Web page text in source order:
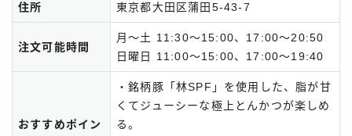
住所 東京都大田区蒲田5-43-7
注文可能時間
月～土 11:30～15:00、17:00～20:50
日曜日 11:00～15:00、17:00～19:40
おすすめポイン
・銘柄豚「林SPF」を使用した、脂が甘
くてジューシーな極上とんかつが楽しめ
る。